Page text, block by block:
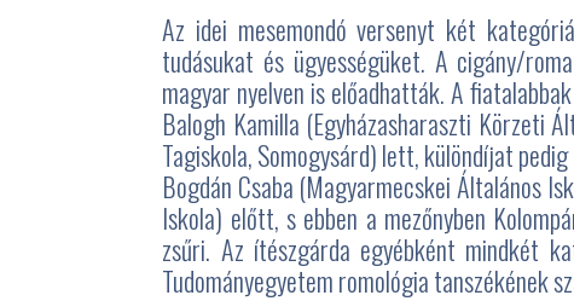
Az idei mesemondó versenyt két
tudásukat és ügyességüket. A cigány/
magyar nyelven is előadhatták. A
Balogh Kamilla (Egyházasharaszti Körzeti
Tagiskola, Somogysárd) lett, különdíjat
Bogdán Csaba (Magyarmecskei Általános
Iskola) előtt, s ebben a mezőnyben
zsűri. Az ítészgárda egyébként mindkét
Tudományegyetem romológia tanszékének